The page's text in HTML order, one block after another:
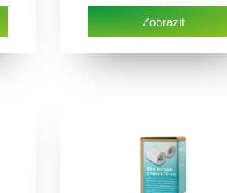
Zobrazit